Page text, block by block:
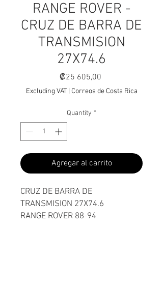
RANGE ROVER -
CRUZ DE BARRA DE
TRANSMISION
27X74.6
₡25 605,00Price
Excluding VAT| Correos de Costa Rica
Quantity *
Agregar al carrito
CRUZ DE BARRA DE
TRANSMISION 27X74.6
RANGE ROVER 88-94